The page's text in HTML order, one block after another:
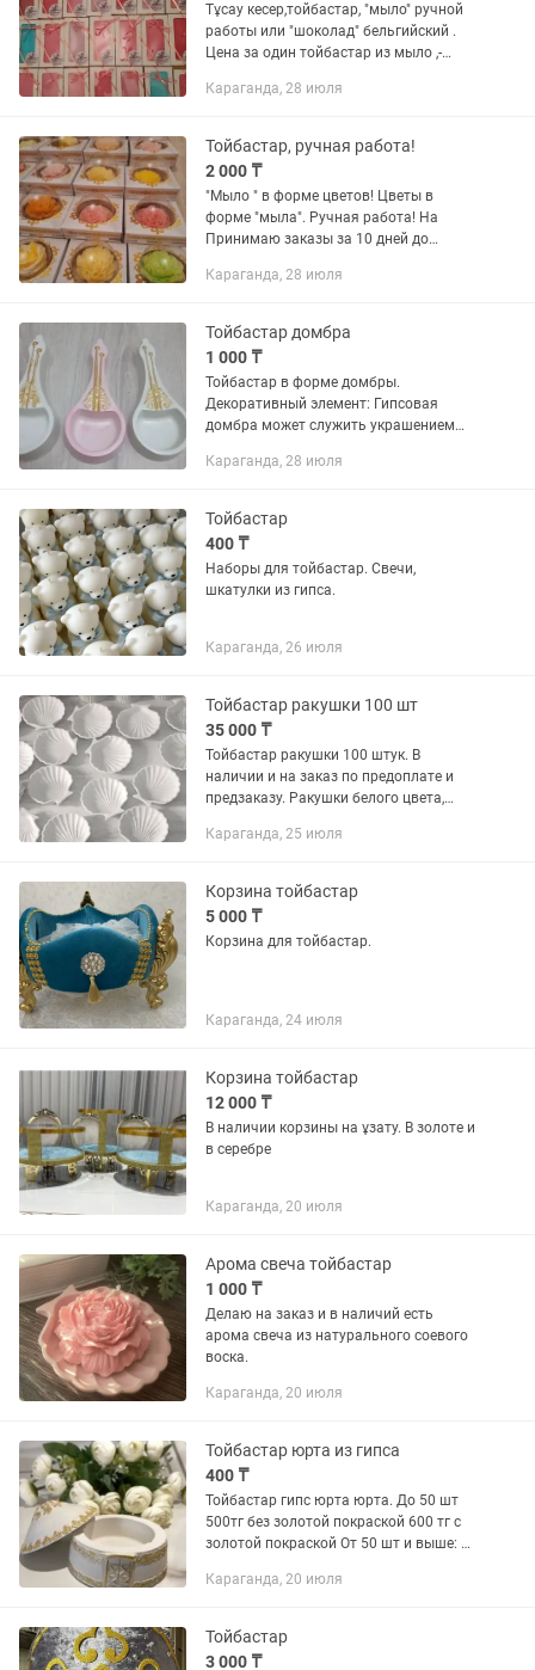
Тұсау кесер,тойбастар, "мыло" ручной
работы или "шоколад" бельгийский .
Цена за один тойбастар из мыло ,-
"шоколада" от 2500 тг /шт. На заказ от
Караганда, 28 июля
Тойбастар, ручная работа!
2 000 ₸
"Мыло " в форме цветов! Цветы в
форме "мыла". Ручная работа! На
Принимаю заказы за 10 дней до
имееться каталог, прокрутив аватарку
и...
Караганда, 28 июля
Тойбастар домбра
1 000 ₸
Тойбастар в форме домбры.
Декоративный элемент: Гипсовая
домбра может служить украшением
культурных мероприятий, например, на
как...
Караганда, 28 июля
Тойбастар
400 ₸
Наборы для тойбастар. Свечи,
шкатулки из гипса.
Караганда, 26 июля
Тойбастар ракушки 100 шт
35 000 ₸
Тойбастар ракушки 100 штук. В
наличии и на заказ по предоплате и
предзаказу. Ракушки белого цвета,
Изготовлены с любовью к творчеству
Караганда, 25 июля
Корзина тойбастар
5 000 ₸
Корзина для тойбастар.
Караганда, 24 июля
Корзина тойбастар
12 000 ₸
В наличии корзины на ұзату. В золоте и
в серебре
Караганда, 20 июля
Арома свеча тойбастар
1 000 ₸
Делаю на заказ и в наличий есть
арома свеча из натурального соевого
воска.
Караганда, 20 июля
Тойбастар юрта из гипса
400 ₸
Тойбастар гипс юрта юрта. До 50 шт
500тг без золотой покраской 600 тг с
золотой покраской От 50 шт и выше: С
золотой покраской и с оформлением
Караганда, 20 июля
Тойбастар
3 000 ₸